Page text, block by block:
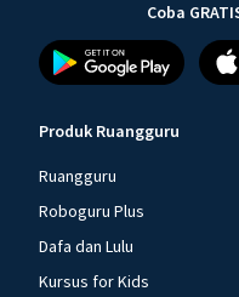
Coba
Produk Ruangguru
Ruangguru
Roboguru Plus
Dafa dan Lulu
Kursus for Kids